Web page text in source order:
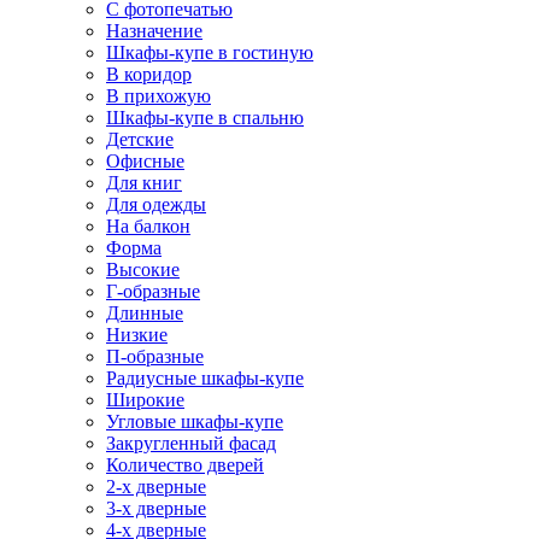
С фотопечатью
Назначение
Шкафы-купе в гостиную
В коридор
В прихожую
Шкафы-купе в спальню
Детские
Офисные
Для книг
Для одежды
На балкон
Форма
Высокие
Г-образные
Длинные
Низкие
П-образные
Радиусные шкафы-купе
Широкие
Угловые шкафы-купе
Закругленный фасад
Количество дверей
2-х дверные
3-х дверные
4-х дверные